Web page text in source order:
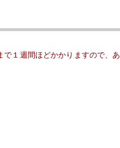
１週間ほどかかりますので、あ